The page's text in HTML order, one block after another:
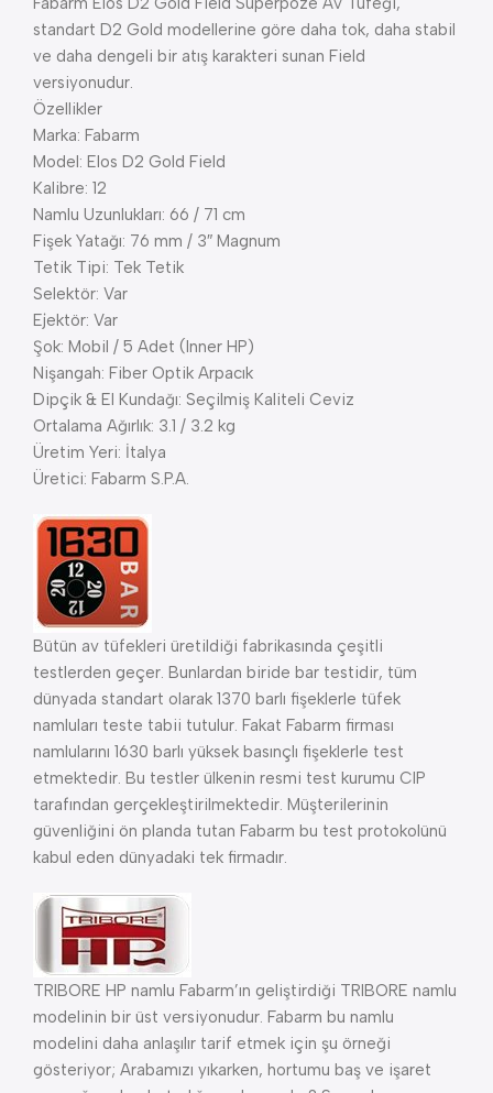
standart D2 Gold modellerine göre daha tok, daha stabil
ve daha dengeli bir atış karakteri sunan Field
versiyonudur.
Özellikler
Marka: Fabarm
Model: Elos D2 Gold Field
Kalibre: 12
Namlu Uzunlukları: 66 / 71 cm
Fişek Yatağı: 76 mm / 3″ Magnum
Tetik Tipi: Tek Tetik
Selektör: Var
Ejektör: Var
Şok: Mobil / 5 Adet (Inner HP)
Nişangah: Fiber Optik Arpacık
Dipçik & El Kundağı: Seçilmiş Kaliteli Ceviz
Ortalama Ağırlık: 3.1 / 3.2 kg
Üretim Yeri: İtalya
Üretici: Fabarm S.P.A.
Bütün av tüfekleri üretildiği fabrikasında çeşitli
testlerden geçer. Bunlardan biride bar testidir, tüm
dünyada standart olarak 1370 barlı fişeklerle tüfek
namluları teste tabii tutulur. Fakat Fabarm firması
namlularını 1630 barlı yüksek basınçlı fişeklerle test
etmektedir. Bu testler ülkenin resmi test kurumu CIP
tarafından gerçekleştirilmektedir. Müşterilerinin
güvenliğini ön planda tutan Fabarm bu test protokolünü
kabul eden dünyadaki tek firmadır.
TRIBORE HP namlu Fabarm’ın geliştirdiği TRIBORE namlu
modelinin bir üst versiyonudur. Fabarm bu namlu
modelini daha anlaşılır tarif etmek için şu örneği
gösteriyor; Arabamızı yıkarken, hortumu baş ve işaret